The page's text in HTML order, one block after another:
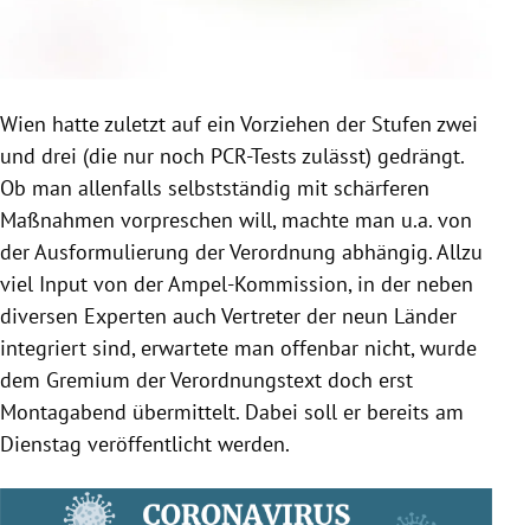
Wien hatte zuletzt auf ein Vorziehen der Stufen zwei
und drei (die nur noch PCR-Tests zulässt) gedrängt.
Ob man allenfalls selbstständig mit schärferen
Maßnahmen vorpreschen will, machte man u.a. von
der Ausformulierung der Verordnung abhängig. Allzu
viel Input von der Ampel-Kommission, in der neben
diversen Experten auch Vertreter der neun Länder
integriert sind, erwartete man offenbar nicht, wurde
dem Gremium der Verordnungstext doch erst
Montagabend übermittelt. Dabei soll er bereits am
Dienstag veröffentlicht werden.